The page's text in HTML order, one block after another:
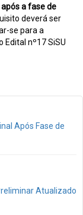
a fase de
deverá ser
se para a
nº17 SiSU
Após Fase de
Atualizado